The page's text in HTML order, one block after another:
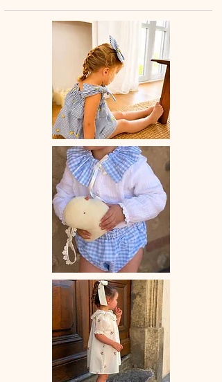
♡ Le délai de fabrication est de 15 à
28 jours ouvrés selon les commandes
♡ Lavage à la main ou en machine
30° max, couleurs similaires, cycle
délicat. Ne pas utilser de sèche-linge.